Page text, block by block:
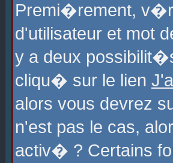
Premi�rement,
d'utilisateur et mot
y a deux
cliqu� sur le lien
alors vous devrez
n'est pas le cas,
activ� ? Certains